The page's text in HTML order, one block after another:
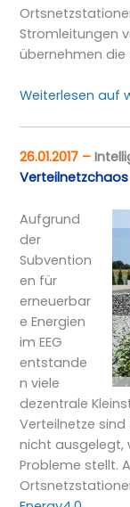
Stromleitungen
übernehmen die
Weiterlesen auf
26.01.2017 –
Aufgrund
der
Subvention
en für
erneuerbar
e Energien
im EEG
entstande
n viele
dezentrale
Verteilnetze
nicht ausgelegt,
Probleme stellt.